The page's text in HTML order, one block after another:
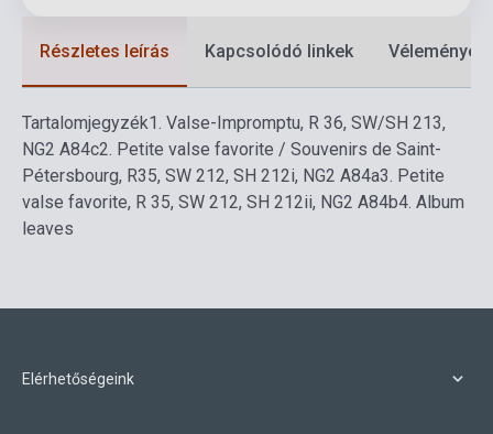
Részletes leírás Kapcsolódó linkek Vélemények
Tartalomjegyzék1. Valse-Impromptu, R 36, SW/SH 213,
NG2 A84c2. Petite valse favorite / Souvenirs de Saint-
Pétersbourg, R35, SW 212, SH 212i, NG2 A84a3. Petite
valse favorite, R 35, SW 212, SH 212ii, NG2 A84b4. Album
leaves
Elérhetőségeink